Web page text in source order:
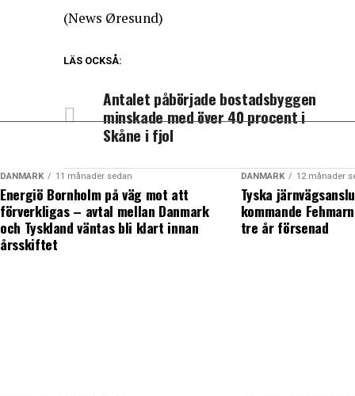
(News Øresund)
LÄS OCKSÅ:
Antalet påbörjade bostadsbyggen
minskade med över 40 procent i
Skåne i fjol
DANMARK 11 månader sedan
Energiö Bornholm på väg mot att
förverkligas – avtal mellan Danmark
och Tyskland väntas bli klart innan
årsskiftet
DANMARK 12 månader
Tyska
kommande
tre år försenad